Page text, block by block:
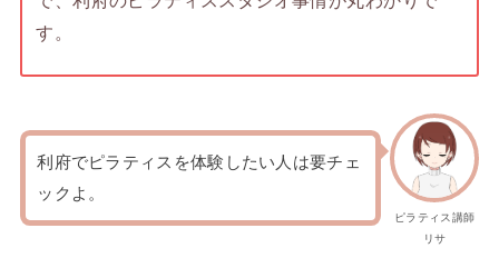
す。
ピラティス講師
リサ
利府でピラティスを体験したい人は要チェ
ックよ。